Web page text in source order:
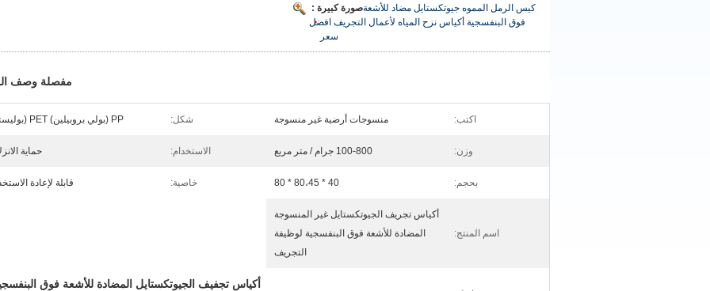
صورة كبيرة :كيس الرمل المموه جيوتكستايل مضاد للأشعة
فوق البنفسجية أكياس نزح المياه لأعمال التجريف افضل
سعر
مفصلة وصف
اكتب: منسوجات أرضية غير منسوجة شكل: PP (بولي بروبيلين) PET (بوليستر)
وزن: 100-800 جرام / متر مربع الاستخدام: حماية
بحجم: 40 * 80،45 * 80 خاصية: قابلة لإعادة
اسم المنتج:
أكياس تجريف الجيوتكستايل غير المنسوجة
المضادة للأشعة فوق البنفسجية لوظيفة
التجريف
أكياس تجفيف الجيوتكستايل المضادة للأشعة فوق